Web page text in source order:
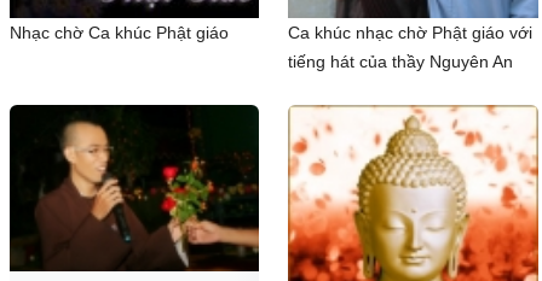
Nhạc chờ Ca khúc Phật giáo
Ca khúc nhạc chờ Phật giáo với
tiếng hát của thầy Nguyên An